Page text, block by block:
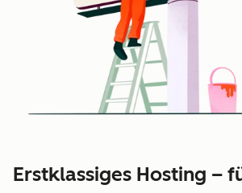
Erstklassiges Hosting –